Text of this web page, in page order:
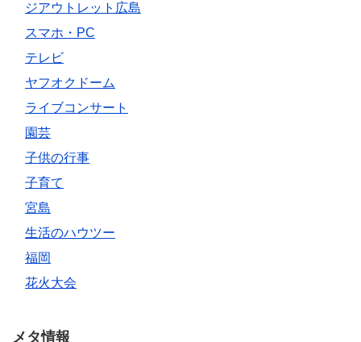
ジアウトレット広島
スマホ・PC
テレビ
ヤフオクドーム
ライブコンサート
園芸
子供の行事
子育て
宮島
生活のハウツー
福岡
花火大会
メタ情報